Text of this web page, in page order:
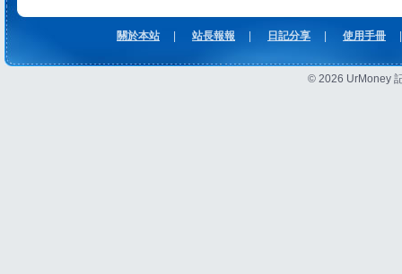
關於本站 站長報報 日記分享 使用手冊
© 2026 UrMoney